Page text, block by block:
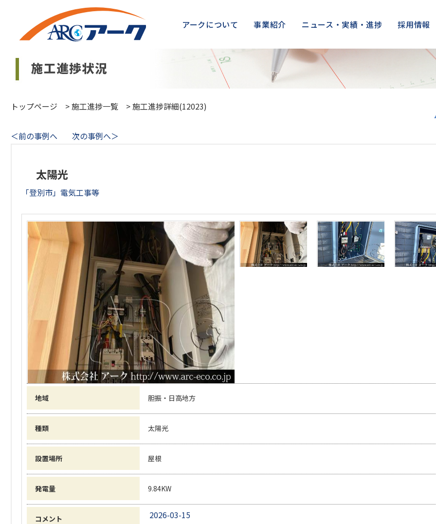
アークについて 事業紹介 ニュース・実績・進捗 採用情報
トップページ >施工進捗一覧 >施工進捗詳細(12023)
＜前の事例へ 次の事例へ＞
太陽光
「登別市」電気工事等
地域 胆振・日高地方
種類 太陽光
設置場所 屋根
発電量 9.84KW
コメント 2026-03-15